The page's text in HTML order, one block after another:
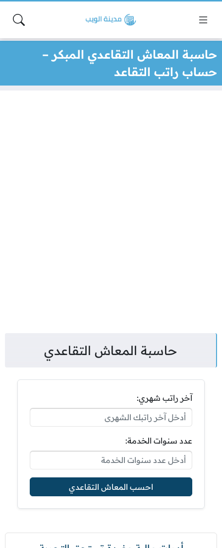
حاسبة المعاش التقاعدي المبكر –
حساب راتب التقاعد
حاسبة المعاش التقاعدي
آخر راتب شهري:
عدد سنوات الخدمة:
احسب المعاش التقاعدي